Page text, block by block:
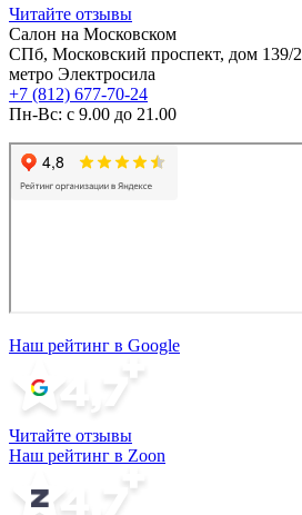
Читайте отзывы
Салон на Московском
СПб, Московский проспект, дом 139/2
метро Электросила
+7 (812) 677-70-24
Пн-Вс: с 9.00 до 21.00
Наш рейтинг в Google
Читайте отзывы
Наш рейтинг в Zoon